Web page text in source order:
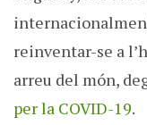
reinventar-se a
arreu del món,
per la COVID-19.